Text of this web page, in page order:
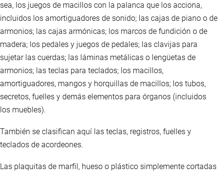
sea, los juegos de macillos con la palanca que los acciona,
incluidos los amortiguadores de sonido; las cajas de piano o de
armonios; las cajas armónicas; los marcos de fundición o de
madera; los pedales y juegos de pedales; las clavijas para
sujetar las cuerdas; las láminas metálicas o lengüetas de
armonios; las teclas para teclados; los macillos,
amortiguadores, mangos y horquillas de macillos; los tubos,
secretos, fuelles y demás elementos para órganos (incluidos
los muebles).
También se clasifican aquí las teclas, registros, fuelles y
teclados de acordeones.
Las plaquitas de marfil, hueso o plástico simplemente cortadas